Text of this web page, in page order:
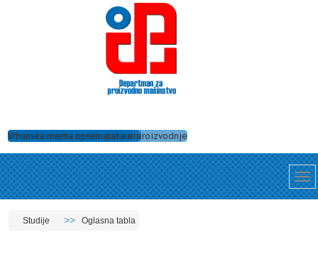
Tehnologija zavarivanja
Dobro opremljene laboratorije
Numeričke simulacije procesa proizvodnje
Održavanje mašina i uređaja
Ispitivanje strukture materijala
Alati za obradu rezanjem
Ispitivanje uzroka havarija
Nanošenje zaštitnih prevlaka
Obrade skidanjem strugotine
Projektovanje i izrada alata
3D štampa
Vrhunska merna oprema
Studije Oglasna tabla